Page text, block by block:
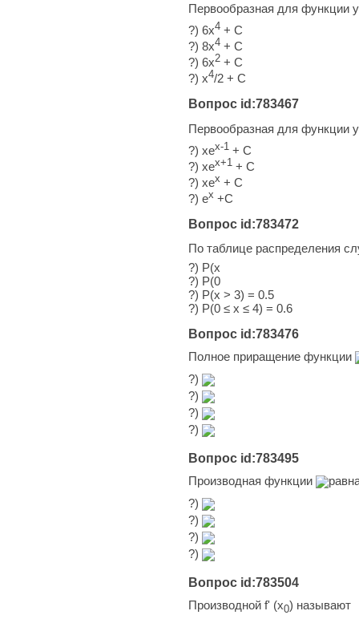
Первообразная для функции
?) 6x4 + C
?) 8x4 + C
?) 6x2 + C
?) x4/2 + C
Вопрос id:783467
Первообразная для функции
?) хеx-1 + С
?) xex+1 + C
?) хеx + С
?) еx +С
Вопрос id:783472
По таблице распределения
?) P(x
?) P(0
?) P(x > 3) = 0.5
?) P(0 ≤ x ≤ 4) = 0.6
Вопрос id:783476
Полное приращение функции
?)
?)
?)
?)
Вопрос id:783495
Производная функции
?)
?)
?)
?)
Вопрос id:783504
Производной f' (x0) называют